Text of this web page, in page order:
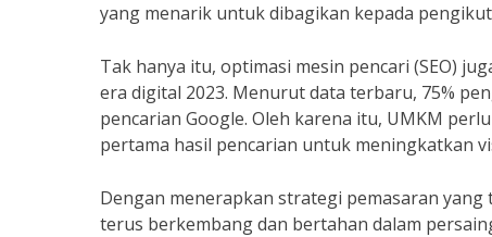
yang menarik untuk dibagikan kepada
Tak hanya itu, optimasi mesin pencari (SEO)
era digital 2023. Menurut data terbaru, 75%
pencarian Google. Oleh karena itu, UMKM
pertama hasil pencarian untuk meningkatkan
Dengan menerapkan strategi pemasaran
terus berkembang dan bertahan dalam